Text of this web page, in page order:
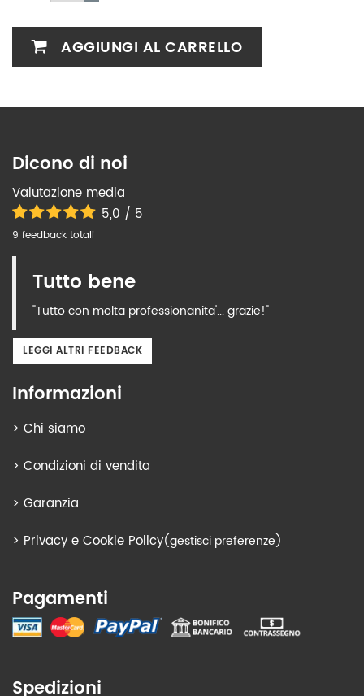
AGGIUNGI AL CARRELLO
Dicono di noi
Valutazione media
5,0 / 5
9 feedback totali
Tutto bene
"Tutto con molta professionanita'... grazie!"
LEGGI ALTRI FEEDBACK
Informazioni
> Chi siamo
> Condizioni di vendita
> Garanzia
> Privacy e Cookie Policy(gestisci preferenze)
Pagamenti
Spedizioni